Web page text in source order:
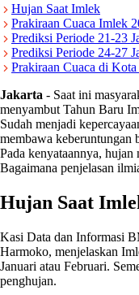
Hujan Saat Imlek
Prakiraan Cuaca Imlek
Prediksi Periode 21-23
Prediksi Periode 24-27
Prakiraan Cuaca di
Jakarta - Saat ini
menyambut Tahun Baru
Sudah menjadi
membawa keberuntungan
Pada kenyataannya,
Bagaimana penjelasan
Hujan Saat
Kasi Data dan Informasi
Harmoko, menjelaskan
Januari atau Februari.
penghujan.